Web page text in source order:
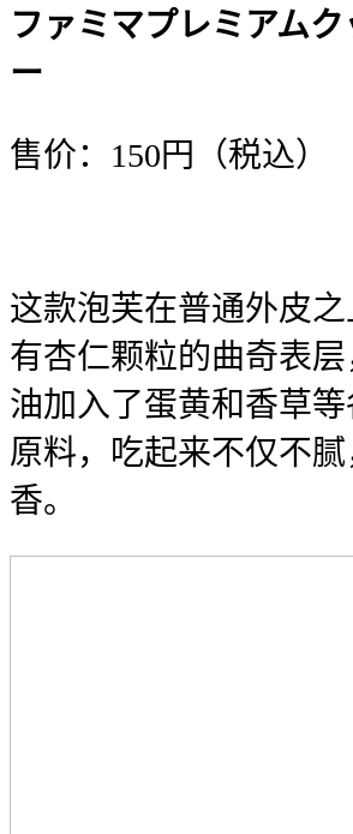
ファミマプレミアム
ー
售价：150円（税込）
这款泡芙在普通外皮
有杏仁颗粒的曲奇表
油加入了蛋黄和香草
原料，吃起来不仅不
香。